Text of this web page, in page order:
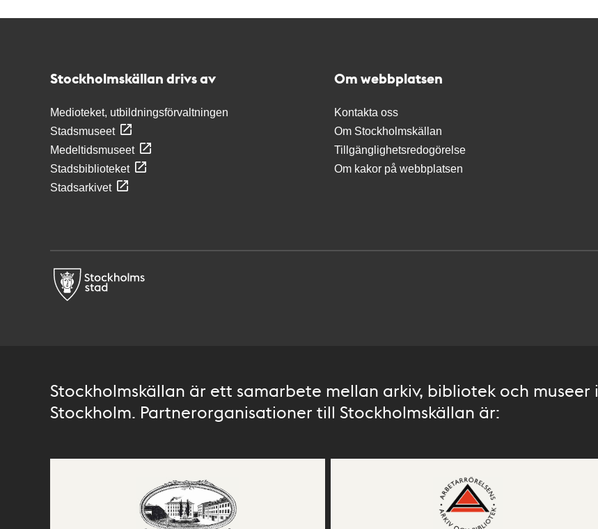
Stockholmskällan drivs av
Medioteket, utbildningsförvaltningen
Stadsmuseet
Medeltidsmuseet
Stadsbiblioteket
Stadsarkivet
Om webbplatsen
Kontakta oss
Om Stockholmskällan
Tillgänglighetsredogörelse
Om kakor på webbplatsen
Stockholmskällan är ett samarbete mellan arkiv, bibliotek och museer i
Stockholm. Partnerorganisationer till Stockholmskällan är: